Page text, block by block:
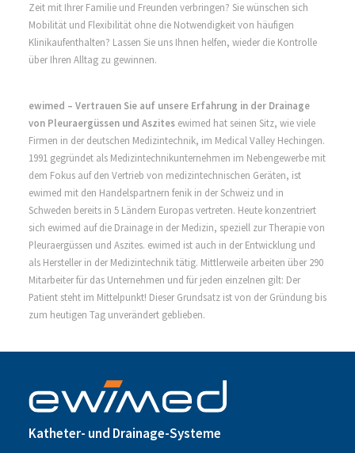
Zeit mit Ihrer Familie und Freunden verbringen? Sie wünschen sich
Mobilität und Flexibilität ohne die Notwendigkeit von häufigen
Klinikaufenthalten? Lassen Sie uns Ihnen helfen, wieder die Kontrolle
über Ihren Alltag zu gewinnen.
ewimed – Vertrauen Sie auf unsere Erfahrung in der Drainage
von Pleuraergüssen und Aszites ewimed hat seinen Sitz, wie viele
Firmen in der deutschen Medizintechnik, im Medical Valley Hechingen.
1991 gegründet als Medizintechnikunternehmen im Nebengewerbe mit
dem Fokus auf den Vertrieb von medizintechnischen Geräten, ist
ewimed mit den Handelspartnern fenik in der Schweiz und in
Schweden bereits in 5 Ländern Europas vertreten. Heute konzentriert
sich ewimed auf die Drainage in der Medizin, speziell zur Therapie von
Pleuraergüssen und Aszites. ewimed ist auch in der Entwicklung und
als Hersteller in der Medizintechnik tätig. Mittlerweile arbeiten über 290
Mitarbeiter für das Unternehmen und für jeden einzelnen gilt: Der
Patient steht im Mittelpunkt! Dieser Grundsatz ist von der Gründung bis
zum heutigen Tag unverändert geblieben.
Katheter- und Drainage-Systeme